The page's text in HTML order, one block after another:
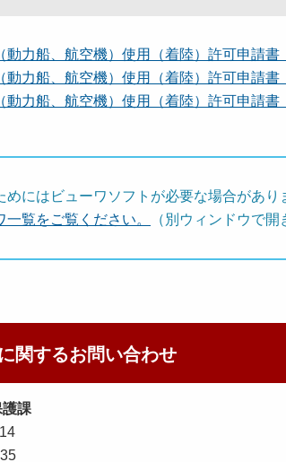
動力船、航空機）使用（着陸）許可申請書
動力船、航空機）使用（着陸）許可申請書
動力船、航空機）使用（着陸）許可申請書
めにはビューワソフトが必要な場合があり
覧をご覧ください。
（別ウィンドウで開
関するお問い合わせ
課